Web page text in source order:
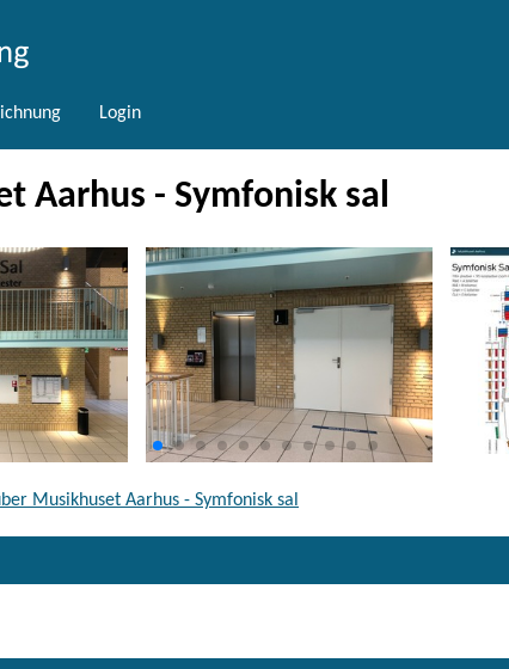
Login
Aarhus - Symfonisk sal
Musikhuset Aarhus - Symfonisk sal